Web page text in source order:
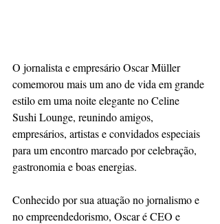
O jornalista e empresário Oscar Müller
comemorou mais um ano de vida em grande
estilo em uma noite elegante no Celine
Sushi Lounge, reunindo amigos,
empresários, artistas e convidados especiais
para um encontro marcado por celebração,
gastronomia e boas energias.
Conhecido por sua atuação no jornalismo e
no empreendedorismo, Oscar é CEO e